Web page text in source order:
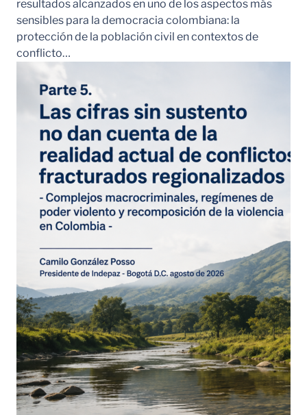
resultados alcanzados en uno de los aspectos más
sensibles para la democracia colombiana: la
protección de la población civil en contextos de
conflicto…